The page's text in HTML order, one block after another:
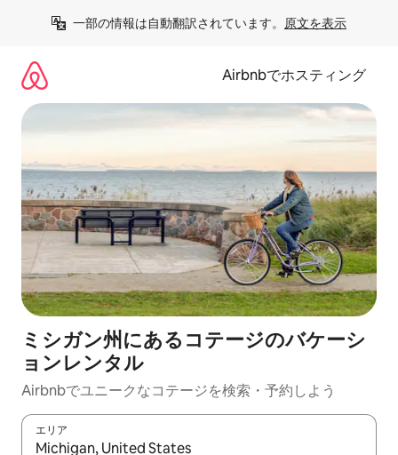
一部の情報は自動翻訳されています。 原文を表示
Airbnbでホスティング
ミシガン州にあるコテージのバケーシ
ョンレンタル
Airbnbでユニークなコテージを検索・予約しよう
エリア
検索結果が表示されたら、上下の矢印キーを使って移動するか